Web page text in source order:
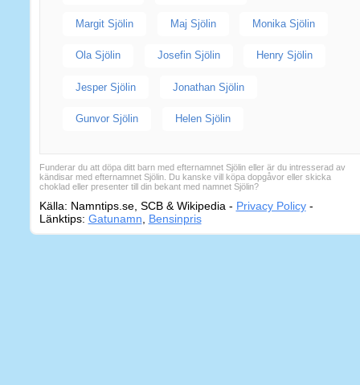
Margit Sjölin Maj Sjölin Monika Sjölin
Ola Sjölin Josefin Sjölin Henry Sjölin
Jesper Sjölin Jonathan Sjölin
Gunvor Sjölin Helen Sjölin
Funderar du att döpa ditt barn med efternamnet Sjölin eller är du intresserad av
kändisar med efternamnet Sjölin. Du kanske vill köpa dopgåvor eller skicka
choklad eller presenter till din bekant med namnet Sjölin?
Källa: Namntips.se, SCB & Wikipedia - Privacy Policy-
Länktips: Gatunamn, Bensinpris